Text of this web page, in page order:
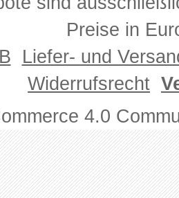
Preise in
Liefer- und
Widerrufsrecht
4.0